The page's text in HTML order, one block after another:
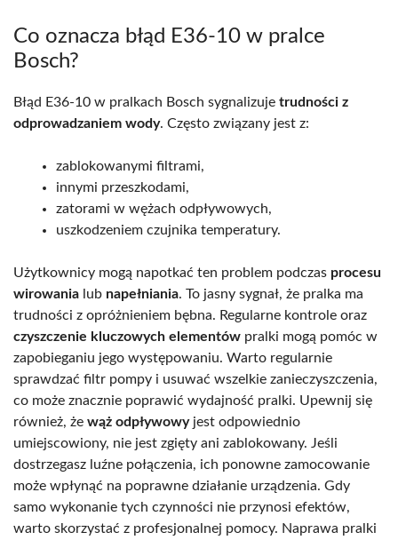
Co oznacza błąd E36-10 w pralce
Bosch?
Błąd E36-10 w pralkach Bosch sygnalizuje trudności z
odprowadzaniem wody. Często związany jest z:
zablokowanymi filtrami,
innymi przeszkodami,
zatorami w wężach odpływowych,
uszkodzeniem czujnika temperatury.
Użytkownicy mogą napotkać ten problem podczas procesu
wirowania lub napełniania. To jasny sygnał, że pralka ma
trudności z opróżnieniem bębna. Regularne kontrole oraz
czyszczenie kluczowych elementów pralki mogą pomóc w
zapobieganiu jego występowaniu. Warto regularnie
sprawdzać filtr pompy i usuwać wszelkie zanieczyszczenia,
co może znacznie poprawić wydajność pralki. Upewnij się
również, że wąż odpływowyjest odpowiednio
umiejscowiony, nie jest zgięty ani zablokowany. Jeśli
dostrzegasz luźne połączenia, ich ponowne zamocowanie
może wpłynąć na poprawne działanie urządzenia. Gdy
samo wykonanie tych czynności nie przynosi efektów,
warto skorzystać z profesjonalnej pomocy. Naprawa pralki